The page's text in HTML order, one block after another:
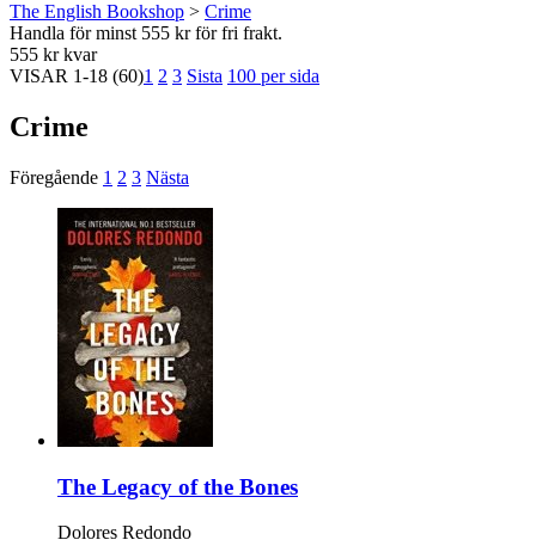
The English Bookshop > Crime
Handla för minst 555 kr för fri frakt.
555 kr kvar
VISAR 1-18 (60)1 2 3 Sista 100 per sida
Crime
Föregående 1 2 3 Nästa
The Legacy of the Bones
Dolores Redondo